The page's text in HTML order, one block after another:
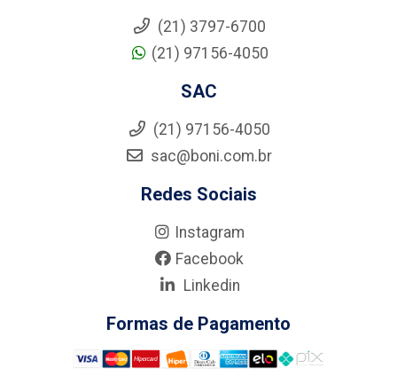
(21) 3797-6700
(21) 97156-4050
SAC
(21) 97156-4050
sac@boni.com.br
Redes Sociais
Instagram
Facebook
Linkedin
Formas de Pagamento